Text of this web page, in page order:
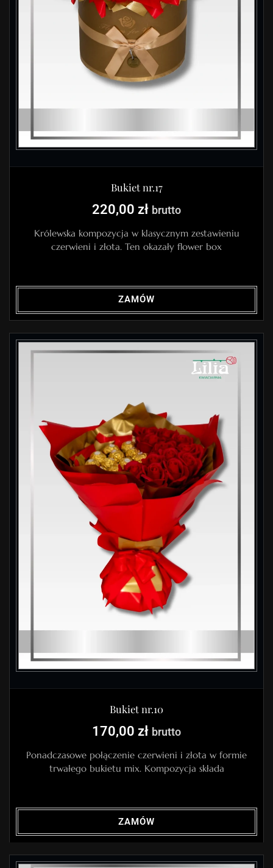
Bukiet nr.17
220,00 zł brutto
Królewska kompozycja w klasycznym zestawieniu
czerwieni i złota. Ten okazały flower box
ZAMÓW
Bukiet nr.10
170,00 zł brutto
Ponadczasowe połączenie czerwieni i złota w formie
trwałego bukietu mix. Kompozycja składa
ZAMÓW